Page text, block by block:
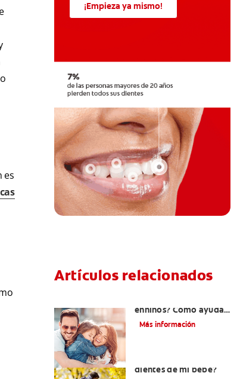
es
¡Empieza ya mismo!
Artículos relacionados
enniños? Cómo ayudar
a tus pequeños en el
Más información
dientes de mi bebé?